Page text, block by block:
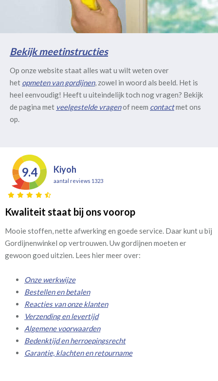
Bekijk meetinstructies
Op onze website staat alles wat u wilt weten over
het opmeten van gordijnen, zowel in woord als beeld. Het is
heel eenvoudig! Heeft u uiteindelijk toch nog vragen? Bekijk
de pagina met veelgestelde vragenof neem contactmet ons
op.
9.4 Kiyoh
aantal reviews 1323
Kwaliteit staat bij ons voorop
Mooie stoffen, nette afwerking en goede service. Daar kunt u bij
Gordijnenwinkel op vertrouwen. Uw gordijnen moeten er
gewoon goed uitzien. Lees hier meer over:
Onze werkwijze
Bestellen en betalen
Reacties van onze klanten
Verzending en levertijd
Algemene voorwaarden
Bedenktijd en herroepingsrecht
Garantie, klachten en retourname